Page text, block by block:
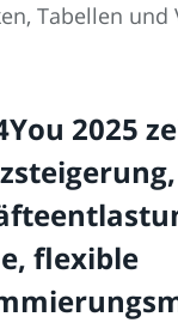
Tabellen und
2025
flexible